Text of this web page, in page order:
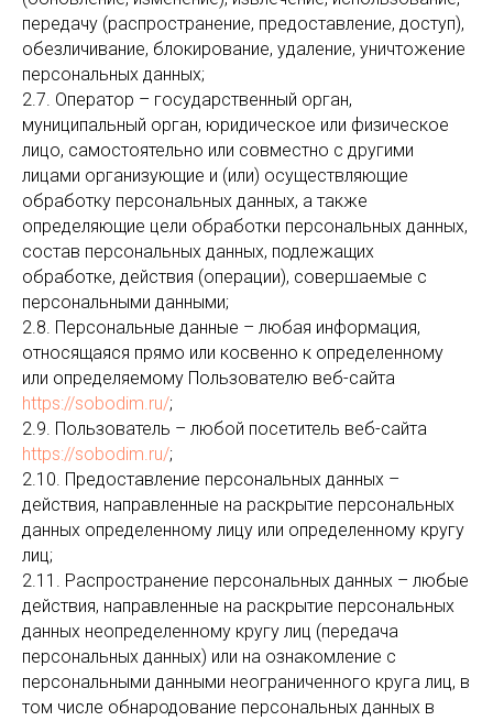
передачу (распространение, предоставление, доступ),
обезличивание, блокирование, удаление, уничтожение
персональных данных;
2.7. Оператор – государственный орган,
муниципальный орган, юридическое или физическое
лицо, самостоятельно или совместно с другими
лицами организующие и (или) осуществляющие
обработку персональных данных, а также
определяющие цели обработки персональных данных,
состав персональных данных, подлежащих
обработке, действия (операции), совершаемые с
персональными данными;
2.8. Персональные данные – любая информация,
относящаяся прямо или косвенно к определенному
или определяемому Пользователю веб-сайта
https://sobodim.ru/;
2.9. Пользователь – любой посетитель веб-сайта
https://sobodim.ru/;
2.10. Предоставление персональных данных –
действия, направленные на раскрытие персональных
данных определенному лицу или определенному кругу
лиц;
2.11. Распространение персональных данных – любые
действия, направленные на раскрытие персональных
данных неопределенному кругу лиц (передача
персональных данных) или на ознакомление с
персональными данными неограниченного круга лиц, в
том числе обнародование персональных данных в